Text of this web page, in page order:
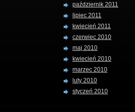
październik 2011
lipiec 2011
kwiecień 2011
czerwiec 2010
maj 2010
kwiecień 2010
marzec 2010
luty 2010
styczeń 2010